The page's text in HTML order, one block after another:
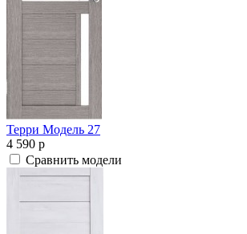
Терри Модель 27
4 590 p
Сравнить модели